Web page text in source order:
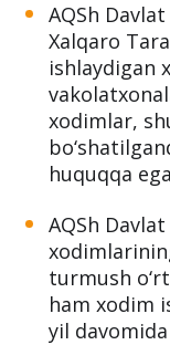
AQSh
Xalqaro
ishlaydigan
xodimlar,
huquqqa
AQSh
turmush
ham xodim
yil